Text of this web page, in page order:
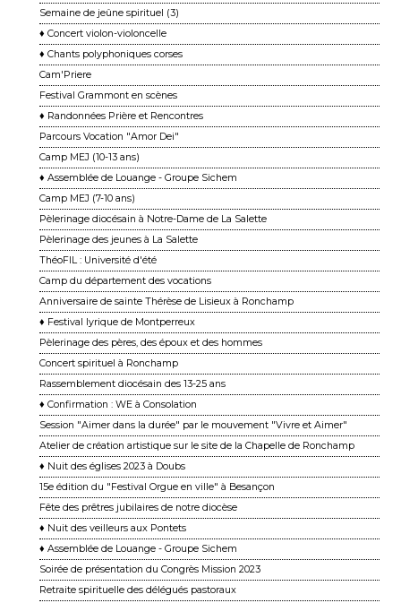
Semaine de jeûne spirituel (3)
♦ Concert violon-violoncelle
♦ Chants polyphoniques corses
Cam'Priere
Festival Grammont en scènes
♦ Randonnées Prière et Rencontres
Parcours Vocation "Amor Dei"
Camp MEJ (10-13 ans)
♦ Assemblée de Louange - Groupe Sichem
Camp MEJ (7-10 ans)
Pèlerinage diocésain à Notre-Dame de La Salette
Pèlerinage des jeunes à La Salette
ThéoFIL : Université d'été
Camp du département des vocations
Anniversaire de sainte Thérèse de Lisieux à Ronchamp
♦ Festival lyrique de Montperreux
Pèlerinage des pères, des époux et des hommes
Concert spirituel à Ronchamp
Rassemblement diocésain des 13-25 ans
♦ Confirmation : WE à Consolation
Session "Aimer dans la durée" par le mouvement "Vivre et Aimer"
Atelier de création artistique sur le site de la Chapelle de Ronchamp
♦ Nuit des églises 2023 à Doubs
15e édition du "Festival Orgue en ville" à Besançon
Fête des prêtres jubilaires de notre diocèse
♦ Nuit des veilleurs aux Pontets
♦ Assemblée de Louange - Groupe Sichem
Soirée de présentation du Congrès Mission 2023
Retraite spirituelle des délégués pastoraux